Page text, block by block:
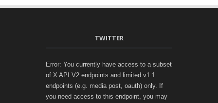
TWITTER
Error: You currently have access to a subset
of X API V2 endpoints and limited v1.1
endpoints (e.g. media post, oauth) only. If
you need access to this endpoint, you may